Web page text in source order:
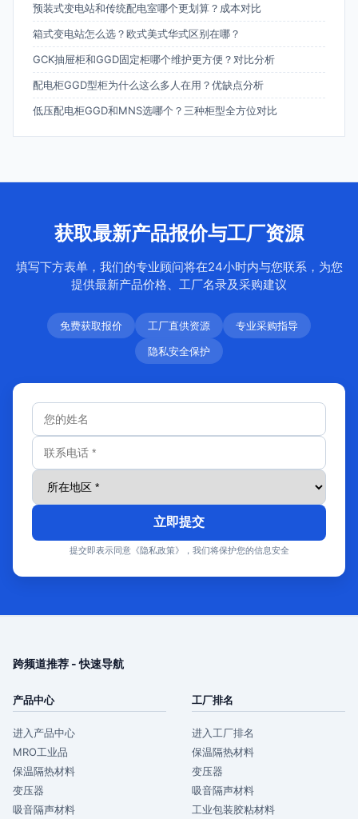
预装式变电站和传统配电室哪个更划算？成本对比
箱式变电站怎么选？欧式美式华式区别在哪？
GCK抽屉柜和GGD固定柜哪个维护更方便？对比分析
配电柜GGD型柜为什么这么多人在用？优缺点分析
低压配电柜GGD和MNS选哪个？三种柜型全方位对比
获取最新产品报价与工厂资源
填写下方表单，我们的专业顾问将在24小时内与您联系，为您
提供最新产品价格、工厂名录及采购建议
免费获取报价 工厂直供资源
专业采购指导
隐私安全保护
立即提交
提交即表示同意《隐私政策》，我们将保护您的信息安全
跨频道推荐 - 快速导航
产品中心
进入产品中心
MRO工业品
保温隔热材料
变压器
吸音隔声材料
工厂排名
进入工厂排名
保温隔热材料
变压器
吸音隔声材料
工业包装胶粘材料